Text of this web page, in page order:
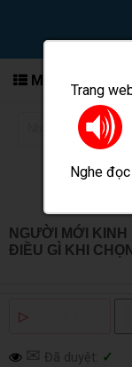
Trang
Nghe đọc
MENU
NGƯỜI MỚI
ĐIỀU GÌ KHI
▷
✉ Đã duyệt: ✓